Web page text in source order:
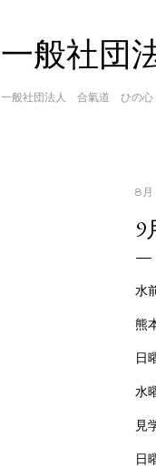
一般社団
一般社団法人 合氣道 ひの心
8月
9
水
熊
日
水
見
日